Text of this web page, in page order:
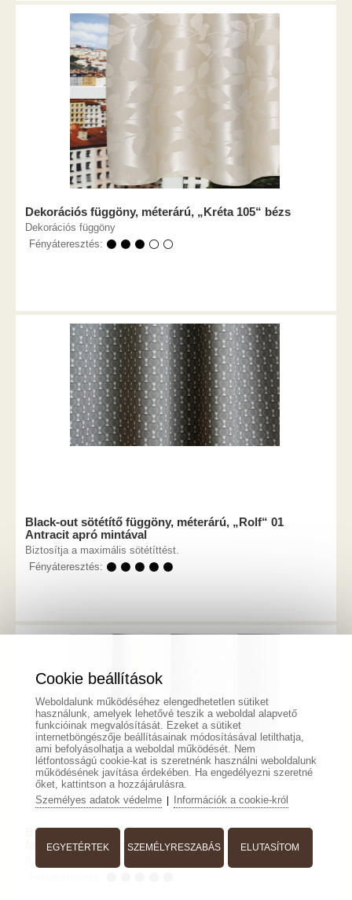
Dekorációs függöny, méterárú, „Kréta 105“ bézs
Dekorációs függöny
Fényáteresztés: ⚫ ⚫ ⚫ ⚪ ⚪
Black-out sötétítő függöny, méterárú, „Rolf“ 01
Antracit apró mintával
Biztosítja a maximális sötétíttést.
Fényáteresztés: ⚫ ⚫ ⚫ ⚫ ⚫
Black-out sötétítő függöny, PVC bevonattal 100%
fenygátló méterárú, „Edmond 03“
Cookie beállítások
Weboldalunk működéséhez elengedhetetlen sütiket
használunk, amelyek lehetővé teszik a weboldal alapvető
funkcióinak megvalósítását. Ezeket a sütiket
internetböngészője beállításainak módosításával letilthatja,
ami befolyásolhatja a weboldal működését. Nem
létfontosságú cookie-kat is szeretnénk használni weboldalunk
működésének javítása érdekében. Ha engedélyezni szeretné
őket, kattintson a hozzájárulásra.
Személyes adatok védelme| Információk a cookie-król
EGYETÉRTEK SZEMÉLYRESZABÁS ELUTASÍTOM